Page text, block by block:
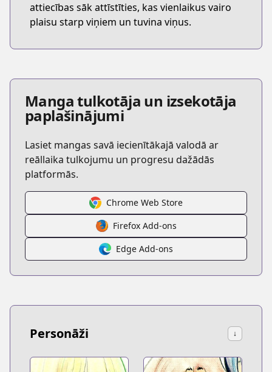
attiecības sāk attīstīties, kas vienlaikus vairo
plaisu starp viņiem un tuvina viņus.
Manga tulkotāja un izsekotāja
paplašinājumi
Lasiet mangas savā iecienītākajā valodā ar
reāllaika tulkojumu un progresu dažādās
platformās.
Chrome Web Store
Firefox Add-ons
Edge Add-ons
Personāži ↓